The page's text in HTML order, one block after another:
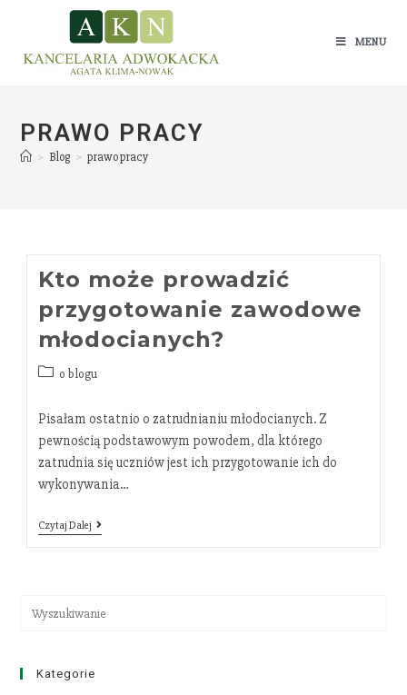
MENU
PRAWO PRACY
> Blog > prawo pracy
Kto może prowadzić
przygotowanie zawodowe
młodocianych?
o blogu
Pisałam ostatnio o zatrudnianiu młodocianych. Z
pewnością podstawowym powodem, dla którego
zatrudnia się uczniów jest ich przygotowanie ich do
wykonywania…
Czytaj Dalej
Kategorie